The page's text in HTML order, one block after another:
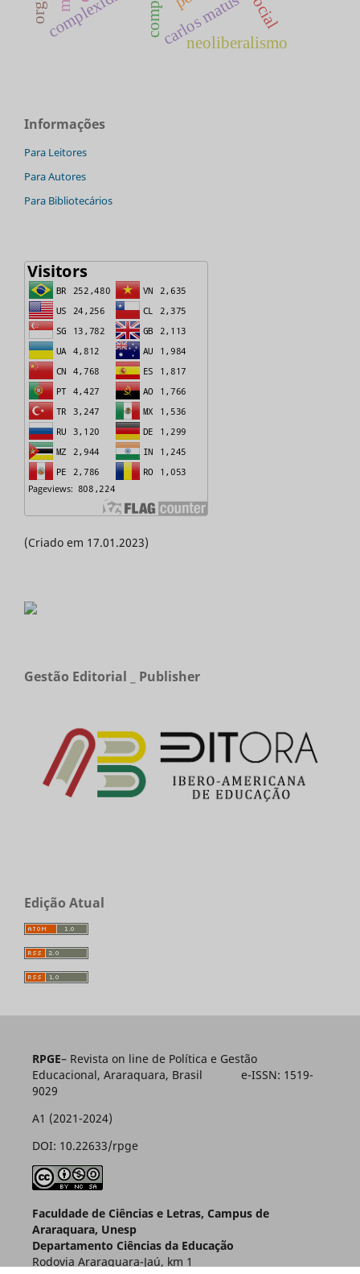
carlos matus
neoliberalismo
social
Informações
Para Leitores
Para Autores
Para Bibliotecários
(Criado em 17.01.2023)
Gestão Editorial _ Publisher
Edição Atual
RPGE– Revista on line de Política e Gestão
Educacional, Araraquara, Brasil e-ISSN: 1519-
9029
A1 (2021-2024)
DOI: 10.22633/rpge
Faculdade de Ciências e Letras, Campus de
Araraquara, Unesp
Departamento Ciências da Educação
Rodovia Araraquara-Jaú, km 1